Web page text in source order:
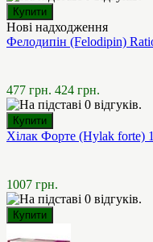
Нові надходження
Фелодипін (Felodipin)
477 грн. 424 грн.
Хілак Форте (Hylak forte)
1007 грн.